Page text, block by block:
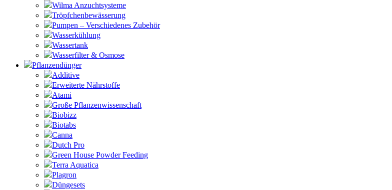
Wilma Anzuchtsysteme
Tröpfchenbewässerung
Pumpen – Verschiedenes Zubehör
Wasserkühlung
Wassertank
Wasserfilter & Osmose
Pflanzendünger
Additive
Erweiterte Nährstoffe
Atami
Große Pflanzenwissenschaft
Biobizz
Biotabs
Canna
Dutch Pro
Green House Powder Feeding
Terra Aquatica
Plagron
Düngesets